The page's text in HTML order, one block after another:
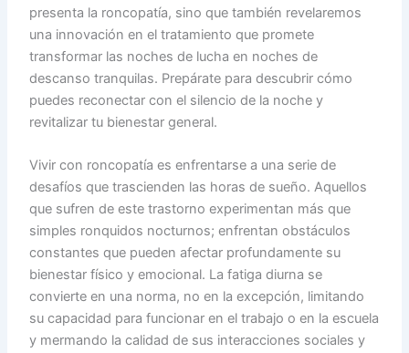
presenta la roncopatía, sino que también revelaremos
una innovación en el tratamiento que promete
transformar las noches de lucha en noches de
descanso tranquilas. Prepárate para descubrir cómo
puedes reconectar con el silencio de la noche y
revitalizar tu bienestar general.
Vivir con roncopatía es enfrentarse a una serie de
desafíos que trascienden las horas de sueño. Aquellos
que sufren de este trastorno experimentan más que
simples ronquidos nocturnos; enfrentan obstáculos
constantes que pueden afectar profundamente su
bienestar físico y emocional. La fatiga diurna se
convierte en una norma, no en la excepción, limitando
su capacidad para funcionar en el trabajo o en la escuela
y mermando la calidad de sus interacciones sociales y